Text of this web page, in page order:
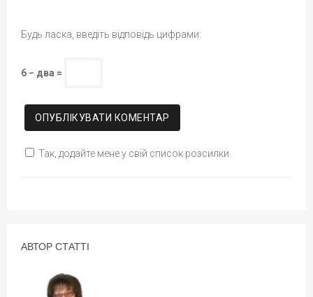
Будь ласка, введіть відповідь цифрами:
6 − два =
Так, додайте мене у свій список розсилки.
АВТОР СТАТТІ